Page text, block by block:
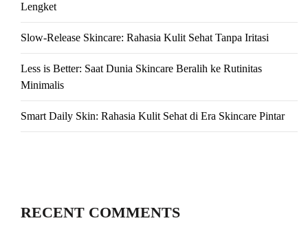
Lengket
Slow-Release Skincare: Rahasia Kulit Sehat Tanpa Iritasi
Less is Better: Saat Dunia Skincare Beralih ke Rutinitas
Minimalis
Smart Daily Skin: Rahasia Kulit Sehat di Era Skincare Pintar
RECENT COMMENTS